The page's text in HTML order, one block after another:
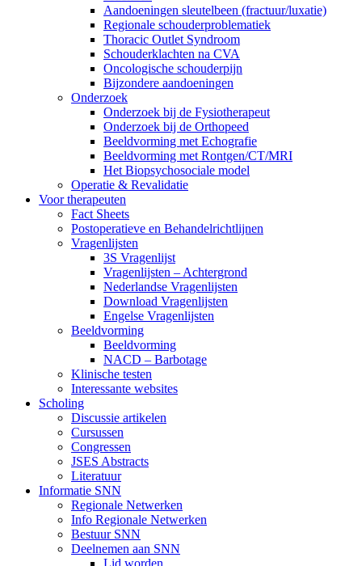
Aandoeningen sleutelbeen (fractuur/luxatie)
Regionale schouderproblematiek
Thoracic Outlet Syndroom
Schouderklachten na CVA
Oncologische schouderpijn
Bijzondere aandoeningen
Onderzoek
Onderzoek bij de Fysiotherapeut
Onderzoek bij de Orthopeed
Beeldvorming met Echografie
Beeldvorming met Rontgen/CT/MRI
Het Biopsychosociale model
Operatie & Revalidatie
Voor therapeuten
Fact Sheets
Postoperatieve en Behandelrichtlijnen
Vragenlijsten
3S Vragenlijst
Vragenlijsten – Achtergrond
Nederlandse Vragenlijsten
Download Vragenlijsten
Engelse Vragenlijsten
Beeldvorming
Beeldvorming
NACD – Barbotage
Klinische testen
Interessante websites
Scholing
Discussie artikelen
Cursussen
Congressen
JSES Abstracts
Literatuur
Informatie SNN
Regionale Netwerken
Info Regionale Netwerken
Bestuur SNN
Deelnemen aan SNN
Lid worden